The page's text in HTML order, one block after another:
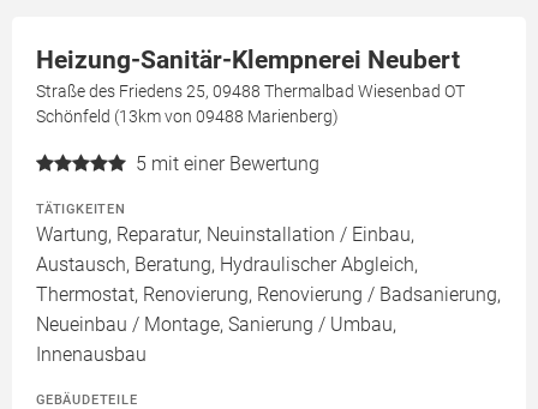
Heizung-Sanitär-Klempnerei Neubert
Straße des Friedens 25, 09488 Thermalbad Wiesenbad OT
Schönfeld (13km von 09488 Marienberg)
5 mit einer Bewertung
TÄTIGKEITEN
Wartung, Reparatur, Neuinstallation / Einbau,
Austausch, Beratung, Hydraulischer Abgleich,
Thermostat, Renovierung, Renovierung / Badsanierung,
Neueinbau / Montage, Sanierung / Umbau,
Innenausbau
GEBÄUDETEILE